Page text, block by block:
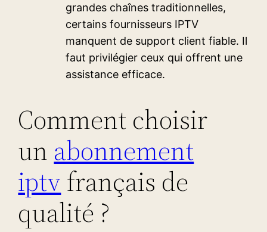
grandes chaînes traditionnelles,
certains fournisseurs IPTV
manquent de support client fiable. Il
faut privilégier ceux qui offrent une
assistance efficace.
Comment choisir
un abonnement
iptvfrançais de
qualité ?